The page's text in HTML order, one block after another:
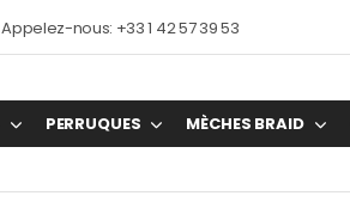
Appelez-nous: +33 1 42 57 39 53
PERRUQUES MÈCHES BRAID